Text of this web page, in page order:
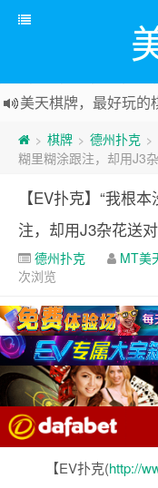
> 棋牌 > 德州扑克 >
糊里糊涂跟注，却用J3
【EV扑克】“我根
注，却用J3杂花送
德州扑克 MT美
次浏览
【EV扑克(http://